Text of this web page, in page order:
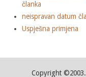
članka
neispravan datum
Uspješna primjena
Copyright